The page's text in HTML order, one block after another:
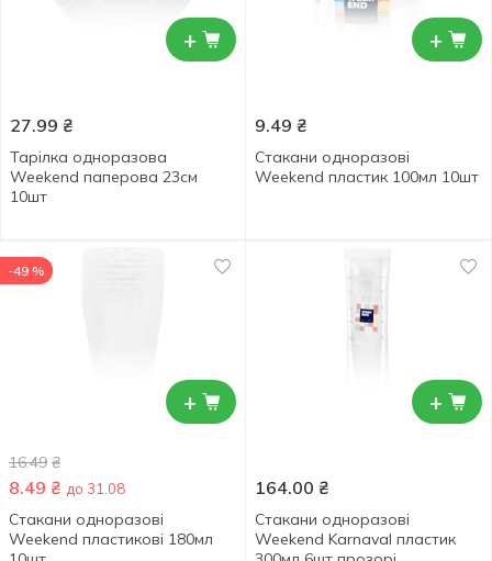
+
27.99 ₴
Тарілка одноразова
Weekend паперова 23см
10шт
+
9.49 ₴
Стакани одноразові
Weekend пластик 100мл 10шт
+
-49 %
16.49 ₴
8.49 ₴ до 31.08
Стакани одноразові
Weekend пластикові 180мл
+
164.00 ₴
Стакани одноразові
Weekend Karnaval пластик